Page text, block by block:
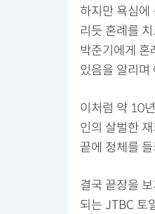
하지만 욕심에
리듯 혼례를
박준기에게 혼
있음을 알리며
이처럼 약 10
인의 살벌한
끝에 정체를
결국 끝장을
되는 JTBC 토